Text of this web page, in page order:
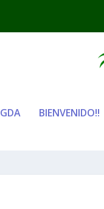
GDA BIENVENIDO!!